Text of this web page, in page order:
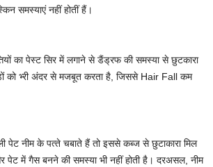
समस्याएं नहीं होतीं हैं।
का पेस्ट सिर में लगाने से डैंड्रफ की समस्या से छुटकारा
को भ्‍री अंदर से मजबूत करता है, ज‍िससे Hair Fall कम
पेट नीम के पत्‍ते चबाते हैं तो इससे कब्ज से छुटाकारा मिल
पेट में गैस बनने की समस्या भी नहीं होती है। दरअसल, नीम